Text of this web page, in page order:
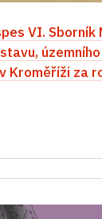
VI. Sborník
Kroměříži za